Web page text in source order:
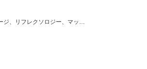
フットケア・フットマッサージ、リラクゼーションその他